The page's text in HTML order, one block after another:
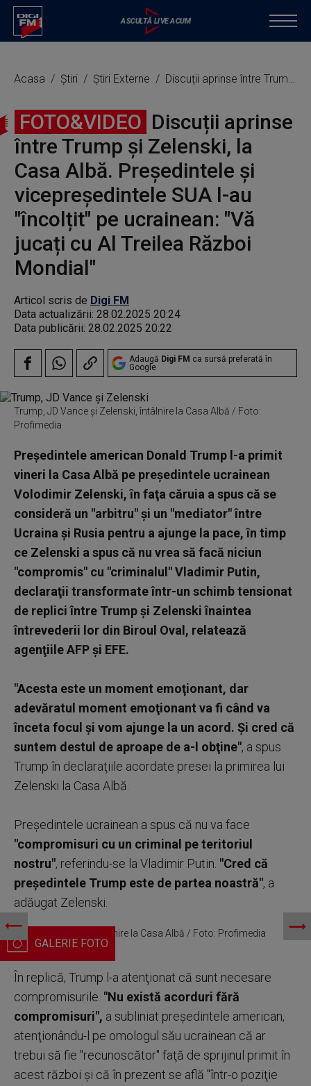
Acasa Știri Știri Externe Discuții aprinse între Trump și Zelenski, la Casa Albă. Președintele și vicepreședintele SUA l-au "încolțit" pe ucrainean: "Vă jucați cu Al Treilea Război Mondial"
FOTO&VIDEO Discuții aprinse
între Trump și Zelenski, la
Casa Albă. Președintele și
vicepreședintele SUA l-au
"încolțit" pe ucrainean: "Vă
jucați cu Al Treilea Război
Mondial"
Articol scris de Digi FM
Data actualizării: 28.02.2025 20:24
Data publicării: 28.02.2025 20:22
Adaugă Digi FM ca sursă preferată în
Google
Trump, JD Vance și Zelenski, întâlnire la Casa Albă / Foto:
Profimedia
Preşedintele american Donald Trump l-a primit
vineri la Casa Albă pe preşedintele ucrainean
Volodimir Zelenski, în faţa căruia a spus că se
consideră un "arbitru" şi un "mediator" între
Ucraina şi Rusia pentru a ajunge la pace, în timp
ce Zelenski a spus că nu vrea să facă niciun
"compromis" cu "criminalul" Vladimir Putin,
declaraţii transformate într-un schimb tensionat
de replici între Trump şi Zelenski înaintea
întrevederii lor din Biroul Oval, relatează
agenţiile AFP şi EFE.
"Acesta este un moment emoţionant, dar
adevăratul moment emoţionant va fi când va
înceta focul şi vom ajunge la un acord. Şi cred că
suntem destul de aproape de a-l obţine", a spus
Trump în declaraţiile acordate presei la primirea lui
Zelenski la Casa Albă.
Preşedintele ucrainean a spus că nu va face
"compromisuri cu un criminal pe teritoriul
nostru", referindu-se la Vladimir Putin. "Cred că
preşedintele Trump este de partea noastră", a
adăugat Zelenski.
Trump și Zelenski, întâlnire la Casa Albă / Foto: Profimedia
În replică, Trump l-a atenţionat că sunt necesare
compromisurile. "Nu există acorduri fără
compromisuri", a subliniat preşedintele american,
atenţionându-l pe omologul său ucrainean că ar
trebui să fie "recunoscător" faţă de sprijinul primit în
acest război şi că în prezent se află "într-o poziţie